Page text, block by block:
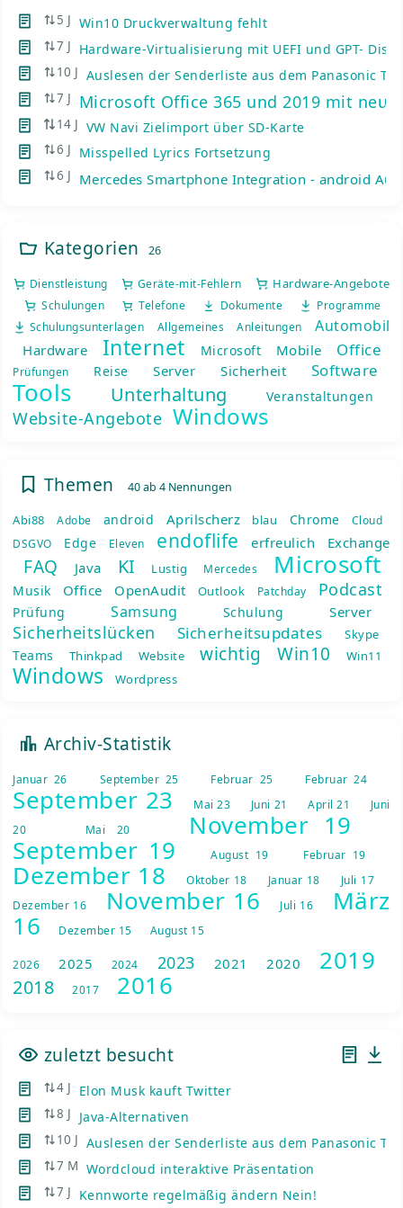
5 J Win10 Druckverwaltung fehlt
7 J Hardware-Virtualisierung mit UEFI und GPT- Disks
10 J Auslesen der Senderliste aus dem Panasonic TV
7 J Microsoft Office 365 und 2019 mit
14 J VW Navi Zielimport über SD-Karte
6 J Misspelled Lyrics Fortsetzung
6 J Mercedes Smartphone Integration - android
Kategorien 26
Dienstleistung Geräte-mit-Fehlern Hardware-Angebote
Schulungen Telefone Dokumente
Programme
Schulungsunterlagen
Allgemeines Anleitungen Automobil
Hardware Internet Microsoft Mobile Office
Prüfungen Reise Server Sicherheit Software
Tools Unterhaltung Veranstaltungen
Website-Angebote Windows
Themen 40 ab 4 Nennungen
Abi88 Adobe android Aprilscherz blau Chrome
Cloud
DSGVO
Edge Eleven endoflife erfreulich Exchange
FAQ Java KI Lustig Mercedes Microsoft
Musik Office OpenAudit Outlook Patchday Podcast
Prüfung Samsung Schulung Server
Sicherheitslücken Sicherheitsupdates Skype
Teams Thinkpad Website wichtig Win10 Win11
Windows Wordpress
Archiv-Statistik
Januar 26 September 25 Februar 25 Februar 24
September 23 Mai 23 Juni 21 April 21
Juni
20
Mai 20 November 19
September 19 August 19 Februar 19
Dezember 18 Oktober 18 Januar 18
Juli 17
Dezember 16
November 16 Juli 16 März
16 Dezember 15 August 15
2026 2025 2024 2023 2021 2020 2019
2018 2017 2016
zuletzt besucht
4 J Elon Musk kauft Twitter
8 J Java-Alternativen
10 J Auslesen der Senderliste aus dem Panasonic TV
7 M Wordcloud interaktive Präsentation
7 J Kennworte regelmäßig ändern Nein!